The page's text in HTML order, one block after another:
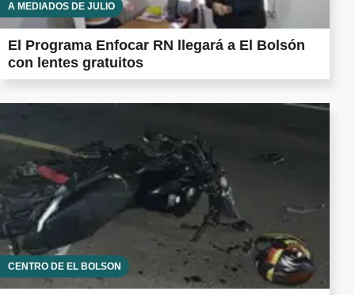
A MEDIADOS DE JULIO
El Programa Enfocar RN llegará a El Bolsón
con lentes gratuitos
CENTRO DE EL BOLSÓN